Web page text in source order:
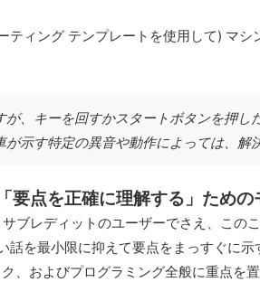
ティング テンプレートを使用して) マ
、キーを回すかスタートボタンを押
示す特定の異音や動作によっては、解
要点を正確に理解する」ための
ブレディットのユーザーでさえ、この
を最小限に抑えて要点をまっすぐに
、およびプログラミング全般に重点を